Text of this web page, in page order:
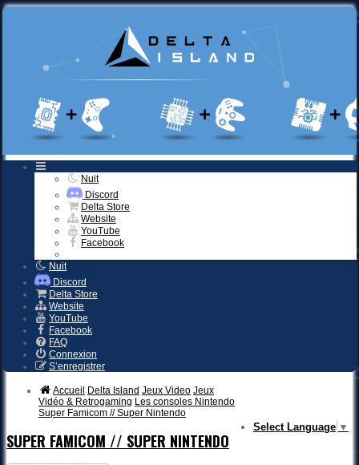
Nuit
Discord
Delta Store
Website
YouTube
Facebook
Nuit
Discord
Delta Store
Website
YouTube
Facebook
FAQ
Connexion
S’enregistrer
Accueil Delta Island Jeux Video Jeux
Vidéo & Retrogaming Les consoles Nintendo
Super Famicom // Super Nintendo
Select Language ▼
SUPER FAMICOM // SUPER NINTENDO